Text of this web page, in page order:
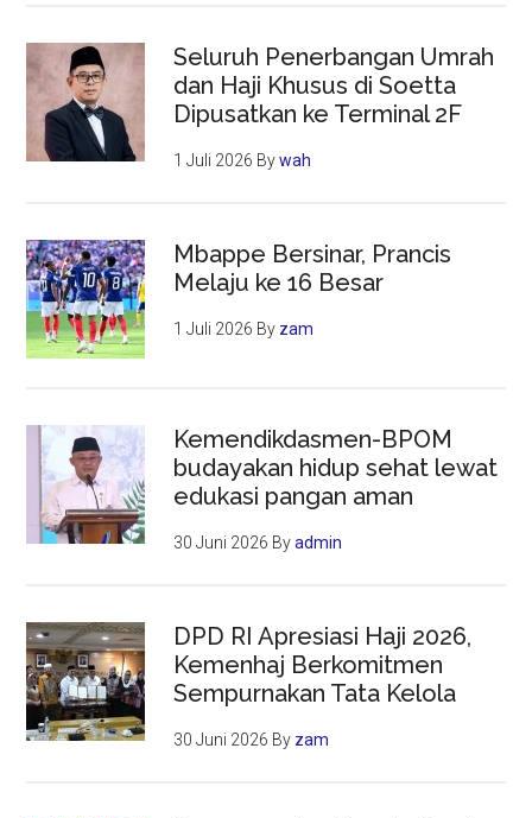
Seluruh Penerbangan Umrah
dan Haji Khusus di Soetta
Dipusatkan ke Terminal 2F
1 Juli 2026 Bywah
Mbappe Bersinar, Prancis
Melaju ke 16 Besar
1 Juli 2026 By zam
Kemendikdasmen-BPOM
budayakan hidup sehat lewat
edukasi pangan aman
30 Juni 2026 Byadmin
DPD RI Apresiasi Haji 2026,
Kemenhaj Berkomitmen
Sempurnakan Tata Kelola
30 Juni 2026 By zam